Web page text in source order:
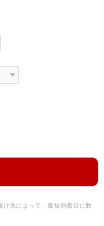
先によって、最短到着日に数